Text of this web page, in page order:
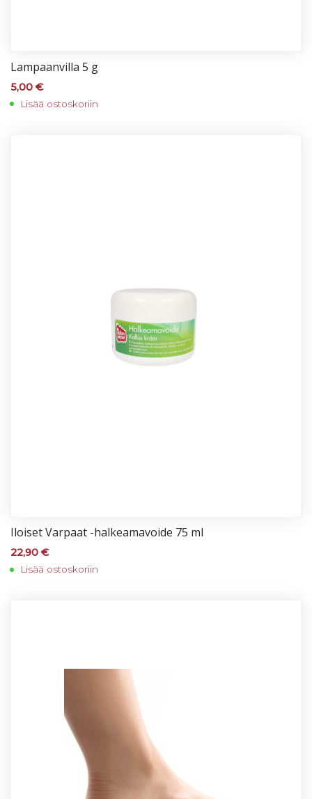
Lam­paan­vil­la 5 g
5,00 €
Lisää ostoskoriin
Iloi­set Var­paat -hal­kea­ma­voi­de 75 ml
22,90 €
Lisää ostoskoriin